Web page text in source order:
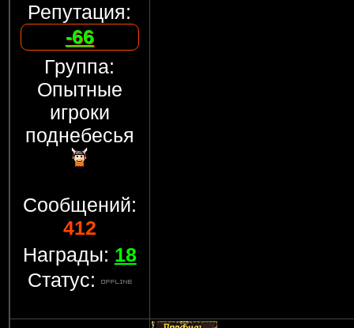
Репутация:
-66
Группа:
Опытные
игроки
поднебесья
Сообщений:
412
Награды: 18
Статус: